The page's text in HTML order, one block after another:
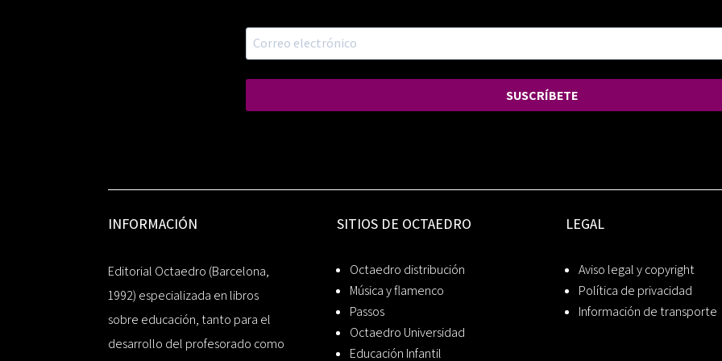
SUSCRÍBETE
INFORMACIÓN
Editorial Octaedro (Barcelona,
1992) especializada en libros
sobre educación, tanto para el
desarrollo del profesorado como
SITIOS DE OCTAEDRO
Octaedro distribución
Música y flamenco
Passos
Octaedro Universidad
Educación Infantil
LEGAL
Aviso legal y copyright
Política de privacidad
Información de transporte